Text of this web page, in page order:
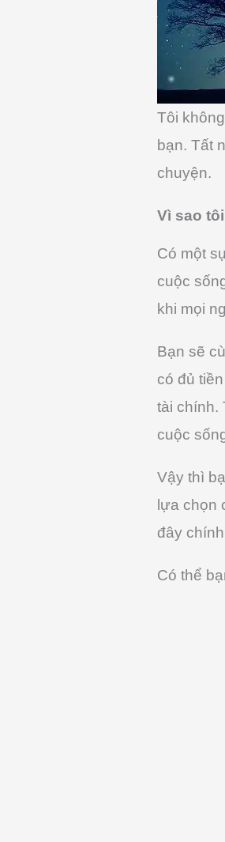
Tôi
bạn. Tất
chuyện.
Vì sao
Có một
cuộc
khi mọi
Bạn sẽ
có đủ
tài chính.
cuộc
Vậy thì
lựa chọn
đây
Có thể